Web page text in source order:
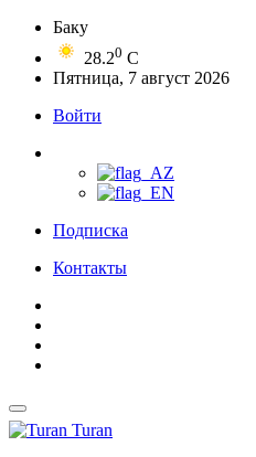
Баку
28.20 C
Пятница, 7 август 2026
Войти
Подписка
Контакты
Turan